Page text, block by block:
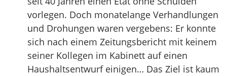
vorlegen. Doch monatelange Verhandlungen
und Drohungen waren vergebens: Er konnte
sich nach einem Zeitungsbericht mit keinem
seiner Kollegen im Kabinett auf einen
Haushaltsentwurf einigen… Das Ziel ist kaum